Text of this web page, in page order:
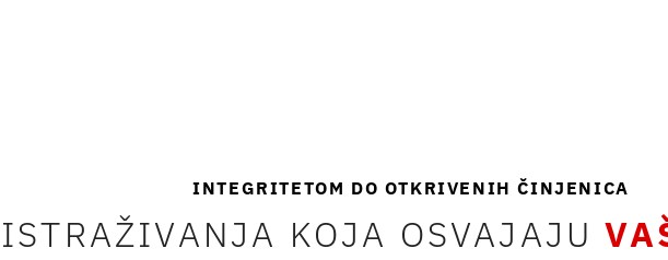
INTEGRITETOM DO OTKRIVENIH ČINJENICA
KOJA OSVAJAJU